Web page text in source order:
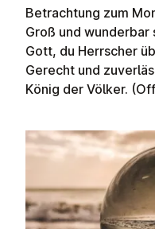
Betrachtung zum
Groß und wunderbar
Gott, du Herrscher
Gerecht und
König der Völker.